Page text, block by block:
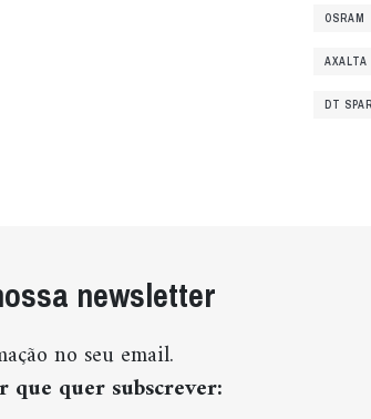
OSRAM
AXALTA
DT
newsletter
no seu email.
que quer subscrever: